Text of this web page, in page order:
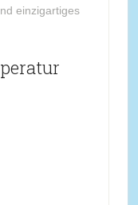
einzigartiges